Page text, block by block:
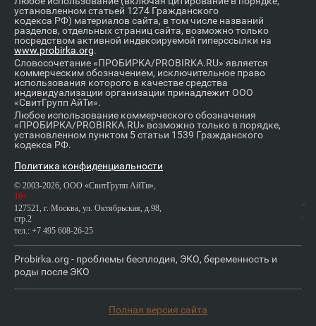
установленном статьей 1274 Гражданского
кодекса РФ) материалов сайта, в том числе названий
разделов, отдельных страниц сайта, возможно только
посредством активной индексируемой гиперссылки на
www.probirka.org.
Словосочетание «ПРОБИРКА/PROBIRKA.RU» является
коммерческим обозначением, исключительное право
использования которого в качестве средства
индивидуализации организации принадлежит ООО
«СвитГрупп АйТи».
Любое использование коммерческого обозначения
«ПРОБИРКА/PROBIRKA.RU» возможно только в порядке,
установленном пунктом 5 статьи 1539 Гражданского
кодекса РФ.
Политика конфиденциальности
© 2003-2026, ООО «СвитГрупп АйТи»,
16+
127521, г. Москва, ул. Октябрьская, д.98,
стр.2
тел.: +7 495 608-26-25
Probirka.org - проблемы бесплодия, ЭКО, беременность и
роды после ЭКО
Полная версия сайта